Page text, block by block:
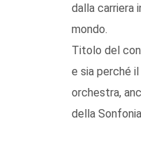
dalla carriera
mondo.
Titolo del
e sia perché
orchestra,
della